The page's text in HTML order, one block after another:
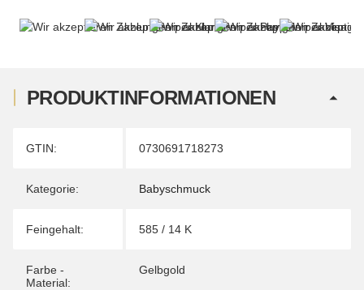
PRODUKTINFORMATIONEN
Produkteigenschaft
Wert
GTIN: 0730691718273
Kategorie: Babyschmuck
Feingehalt: 585 / 14 K
Farbe -
Material:
Gelbgold